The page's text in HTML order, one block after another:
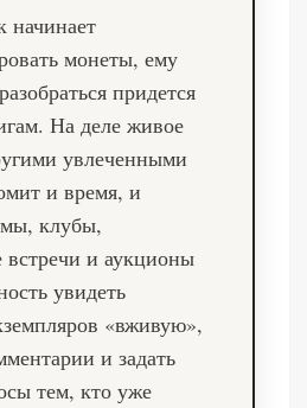
начинает
монеты, ему
придется
На деле живое
увлеченными
и время, и
клубы,
встречи и аукционы
увидеть
«вживую»,
и задать
тем, кто уже